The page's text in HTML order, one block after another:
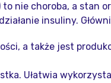
nie choroba, a
insuliny.
a także jest
Ułatwia